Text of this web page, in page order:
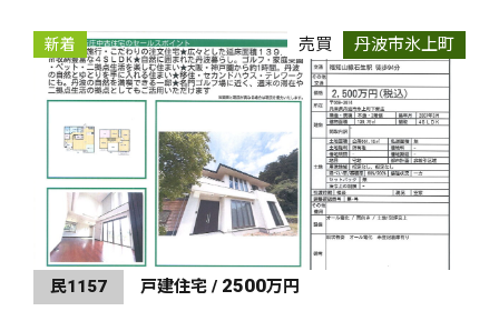
新着 売買 丹波市氷上町
民1157 戸建住宅 / 2500万円